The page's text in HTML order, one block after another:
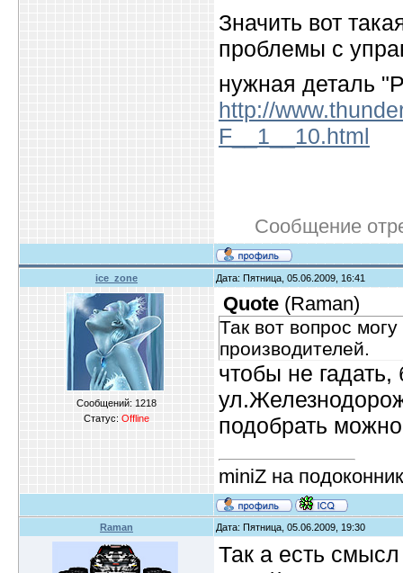
Значить вот
проблемы с
нужная деталь
http://
F__1__10.html
Сообщение
ice_zone Дата: Пятница, 05.06.2009, 16:41
Сообщений: 1218
Статус: Offline
Quote (Raman)
Так вот вопрос
производителей.
чтобы не
подобрать
miniZ на
Raman Дата: Пятница, 05.06.2009, 19:30
Так а есть